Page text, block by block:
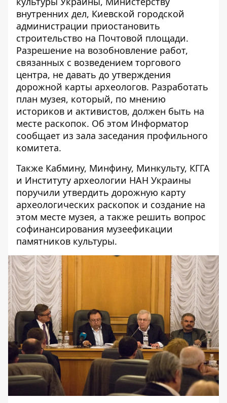
внутренних дел, Киевской городской
администрации приостановить
строительство на Почтовой площади.
Разрешение на возобновление работ,
связанных с возведением торгового
центра, не давать до утверждения
дорожной карты археологов. Разработать
план музея, который, по мнению
историков и активистов, должен быть на
месте раскопок. Об этом Информатор
сообщает из зала заседания профильного
комитета.
Также Кабмину, Минфину, Минкульту, КГГА
и Институту археологии НАН Украины
поручили утвердить дорожную карту
археологических раскопок и создание на
этом месте музея, а также решить вопрос
софинансирования музеефикации
памятников культуры.